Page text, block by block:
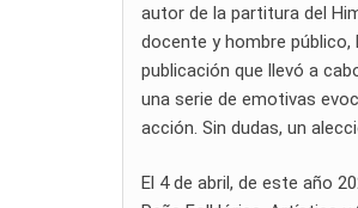
autor de la partitura del
docente y hombre público,
publicación que llevó a
una serie de emotivas
acción. Sin dudas, un
El 4 de abril, de este año